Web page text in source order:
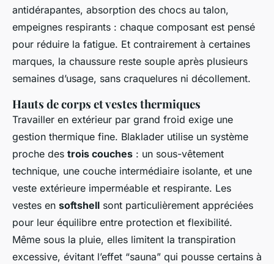
antidérapantes, absorption des chocs au talon,
empeignes respirants : chaque composant est pensé
pour réduire la fatigue. Et contrairement à certaines
marques, la chaussure reste souple après plusieurs
semaines d’usage, sans craquelures ni décollement.
Hauts de corps et vestes thermiques
Travailler en extérieur par grand froid exige une
gestion thermique fine. Blaklader utilise un système
proche des trois couches : un sous-vêtement
technique, une couche intermédiaire isolante, et une
veste extérieure imperméable et respirante. Les
vestes en softshell sont particulièrement appréciées
pour leur équilibre entre protection et flexibilité.
Même sous la pluie, elles limitent la transpiration
excessive, évitant l’effet “sauna” qui pousse certains à